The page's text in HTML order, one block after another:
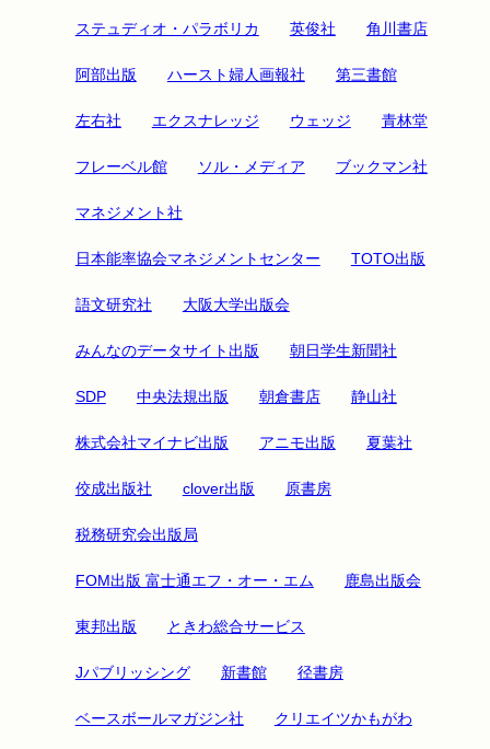
ステュディオ・パラボリカ 英俊社 角川書店
阿部出版 ハースト婦人画報社 第三書館
左右社 エクスナレッジ ウェッジ 青林堂
フレーベル館 ソル・メディア ブックマン社
マネジメント社
日本能率協会マネジメントセンター TOTO出版
語文研究社 大阪大学出版会
みんなのデータサイト出版 朝日学生新聞社
SDP 中央法規出版 朝倉書店 静山社
株式会社マイナビ出版 アニモ出版 夏葉社
佼成出版社 clover出版 原書房
税務研究会出版局
FOM出版 富士通エフ・オー・エム 鹿島出版会
東邦出版 ときわ総合サービス
Jパブリッシング 新書館 径書房
ベースボールマガジン社 クリエイツかもがわ